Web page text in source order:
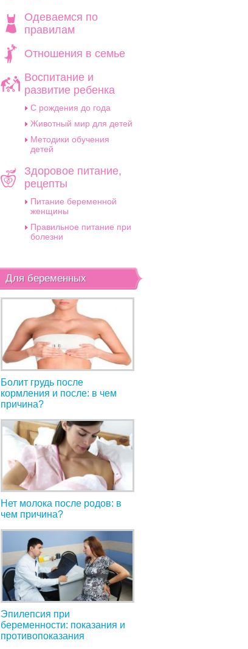
Одеваемся по
правилам
Отношения в семье
Воспитание и
развитие ребенка
C рождения до года
Животный мир для детей
Методики обучения
детей
Здоровое питание,
рецепты
Питание беременной
женщины
Правильное питание при
болезни
Для беременных
Болит грудь после
кормления и после: в чем
причина?
Нет молока после родов: в
чем причина?
Эпилепсия при
беременности: показания и
противопоказания